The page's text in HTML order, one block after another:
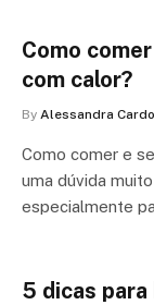
Como
com calor?
By Alessandra
Como comer e
uma dúvida
especialmente
5 dicas